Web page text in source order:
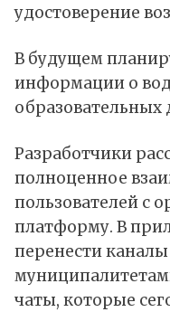
удостоверение
В будущем
информации о
Разработчики
полноценное
пользователей с
платформу. В
перенести каналы
чаты, которые